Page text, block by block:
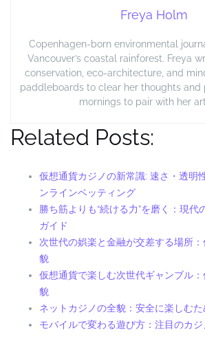
Freya Holm
Copenhagen-born environmental
Vancouver’s coastal rainforest. Freya
conservation, eco-architecture, and
paddleboards to clear her thoughts and
mornings to pair with her
Related Posts:
仮想通貨カジノの新常識: 速さ・透明
ンラインベッティング
勝ち筋よりも“続ける力”を磨く：現代
ガイド
次世代の娯楽と金融が交差する場所
貌
仮想通貨で楽しむ次世代ギャンブル
貌
ネットカジノの全貌：安全に楽しむ
モバイルで変わる遊び方：注目のカ